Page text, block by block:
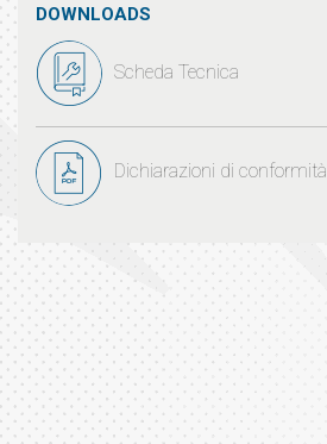
DOWNLOADS
Scheda Tecnica
Dichiarazioni di conformità